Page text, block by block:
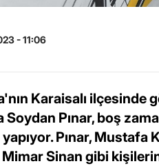
- 11:06
Karaisalı ilçesinde
Soydan Pınar, boş
Pınar,
Mimar Sinan gibi